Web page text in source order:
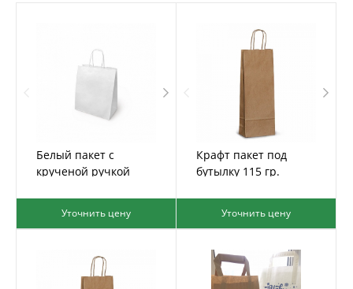
Белый пакет с
крученой ручкой
Уточнить цену
Крафт пакет под
бутылку 115 гр.
Уточнить цену